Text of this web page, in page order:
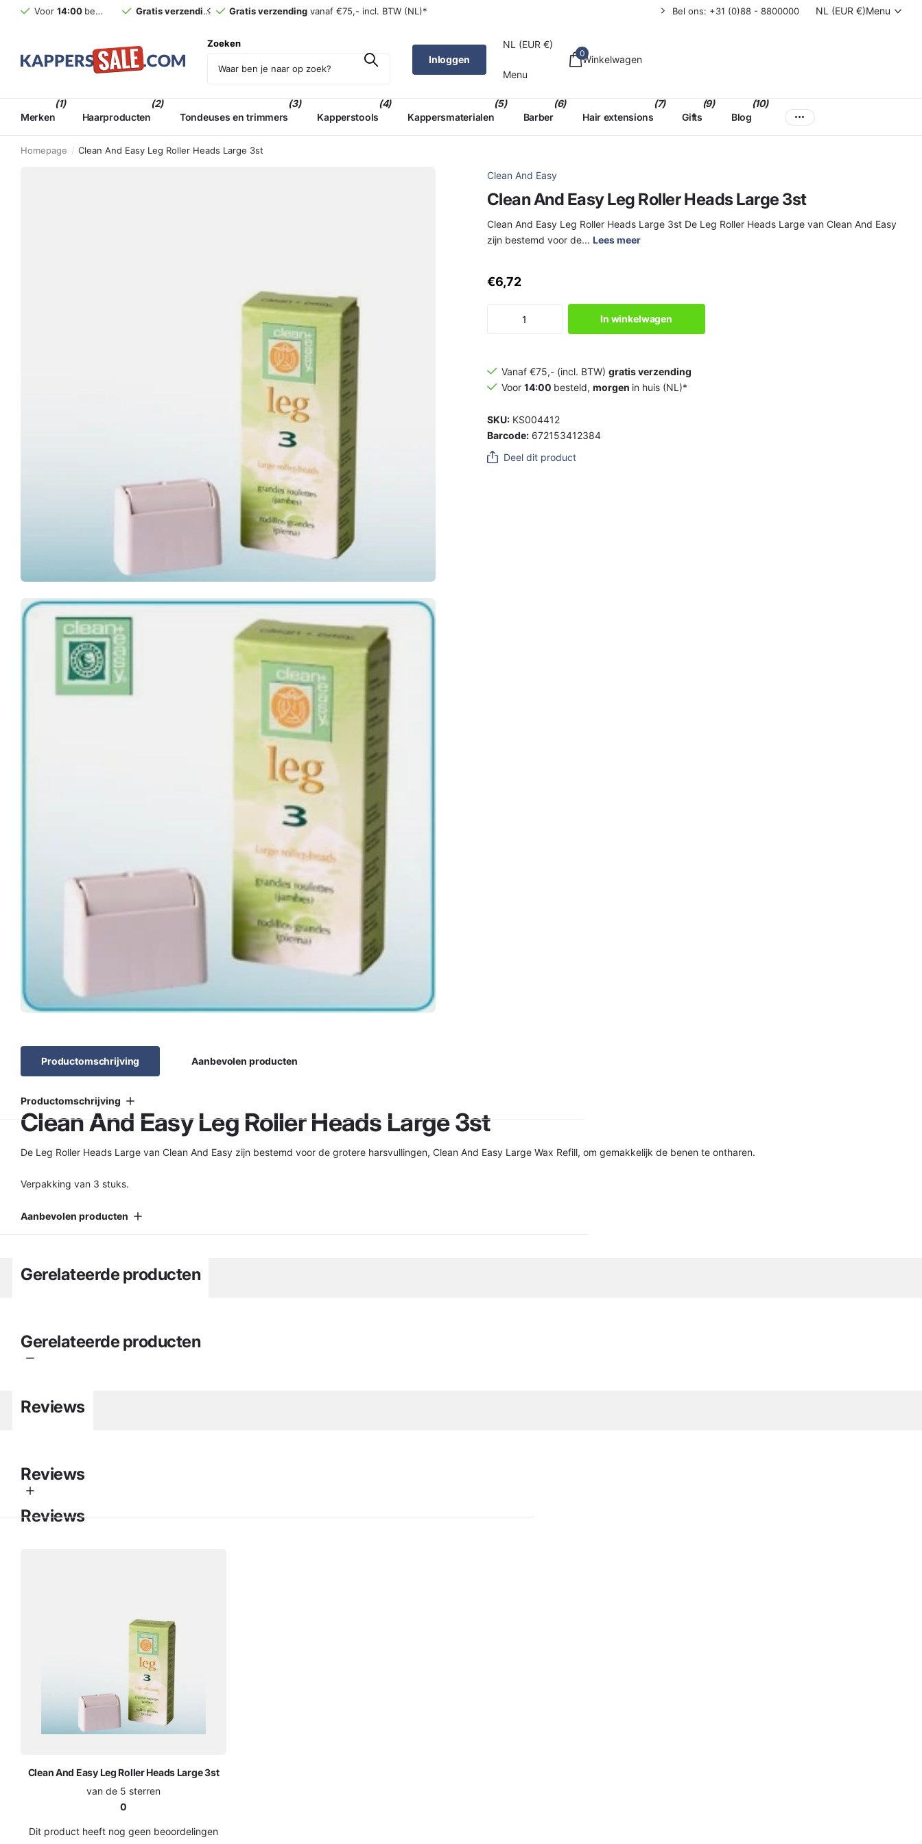
Voor 14:00 besteld, morgenin huis (NL)*
Gratis verzending vanaf €75,- incl. BTW (NL)*
Gratis verzending vanaf €75,- incl. BTW (NL)* Bel ons: +31 (0)88 - 8800000 NL (EUR €)Menu
Zoeken
Inloggen
NL (EUR €)
Menu
Winkelwagen
0
Merken
(1)
Haarproducten
(2)
Tondeuses en trimmers
(3)
Kapperstools
(4)
Kappersmaterialen
(5)
Barber
(6)
Hair extensions
(7)
Gifts
(9)
Blog
(10)
Homepage Clean And Easy Leg Roller Heads Large 3st
Clean And Easy
Clean And Easy Leg Roller Heads Large 3st
Clean And Easy Leg Roller Heads Large 3st De Leg Roller Heads Large van Clean And Easy
zijn bestemd voor de... Lees meer
€6,72
In winkelwagen
Vanaf €75,- (incl. BTW) gratis verzending
Voor 14:00 besteld, morgen in huis (NL)*
SKU:KS004412
Barcode:672153412384
Deel dit product
Productomschrijving Aanbevolen producten
Productomschrijving
Clean And Easy Leg Roller Heads Large 3st
De Leg Roller Heads Large van Clean And Easy zijn bestemd voor de grotere harsvullingen, Clean And Easy Large Wax Refill, om gemakkelijk de benen te ontharen.
Verpakking van 3 stuks.
Aanbevolen producten
Gerelateerde producten
Gerelateerde producten
Reviews
Reviews
Reviews
Clean And Easy Leg Roller Heads Large 3st
0
van de 5 sterren
Dit product heeft nog geen beoordelingen